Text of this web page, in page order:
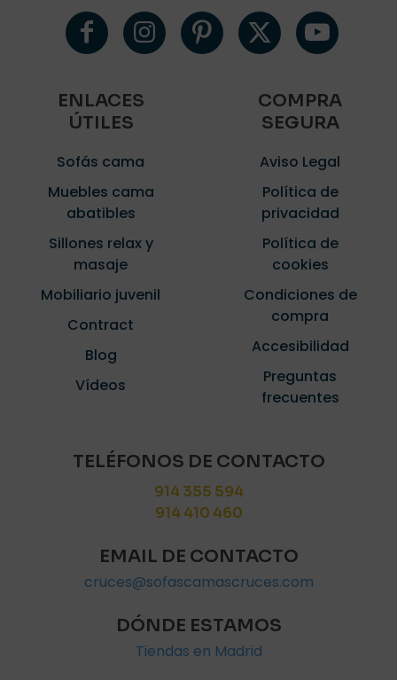
ENLACES
ÚTILES
Sofás cama
Muebles cama
abatibles
Sillones relax y
masaje
Mobiliario juvenil
Contract
Blog
Vídeos
COMPRA
SEGURA
Aviso Legal
Política de
privacidad
Política de
cookies
Condiciones de
compra
Accesibilidad
Preguntas
frecuentes
TELÉFONOS DE CONTACTO
914 355 594
914 410 460
EMAIL DE CONTACTO
cruces@sofascamascruces.com
DÓNDE ESTAMOS
Tiendas en Madrid